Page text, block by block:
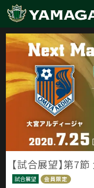
【試合展望】第7
試合展望 会員限定